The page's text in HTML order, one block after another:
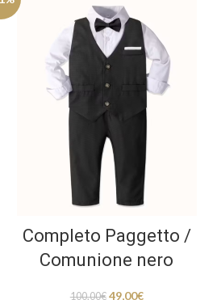
Completo Paggetto /
Comunione nero
100,00€ 49,00€